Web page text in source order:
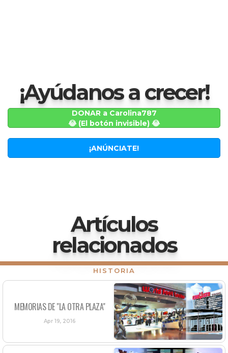
¡Ayúdanos a crecer!
DONAR a Carolina787
😂 (El botón invisible) 😂
¡ANÚNCIATE!
Artículos
relacionados
HISTORIA
MEMORIAS DE "LA OTRA PLAZA"
Apr 19, 2016